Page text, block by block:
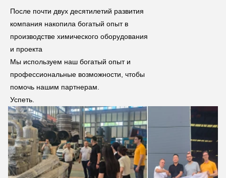
После почти двух десятилетий развития
компания накопила богатый опыт в
производстве химического оборудования
и проекта
Мы используем наш богатый опыт и
профессиональные возможности, чтобы
помочь нашим партнерам.
Успеть.